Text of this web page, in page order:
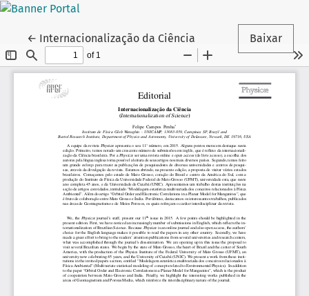
← Voltar aos Detalhes do Artigo
Internacionalização da Ciência Baixar